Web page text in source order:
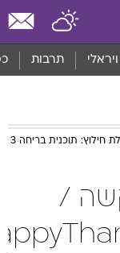
ויראלי תרבות
חילוץ: תוכנית בריחה 3
/